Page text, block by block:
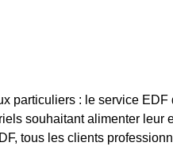
particuliers : le service
souhaitant alimenter leur
tous les clients